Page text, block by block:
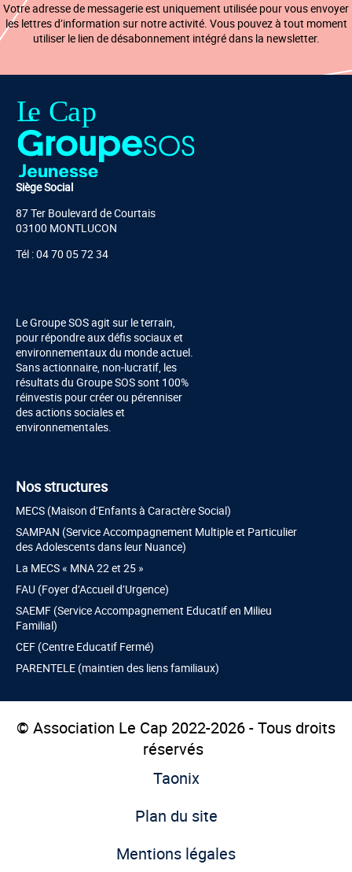
Votre adresse de messagerie est uniquement utilisée pour vous envoyer
les lettres d’information sur notre activité. Vous pouvez à tout moment
utiliser le lien de désabonnement intégré dans la newsletter.
Siège Social
87 Ter Boulevard de Courtais
03100 MONTLUCON
Tél : 04 70 05 72 34
Le Groupe SOS agit sur le terrain,
pour répondre aux défis sociaux et
environnementaux du monde actuel.
Sans actionnaire, non-lucratif, les
résultats du Groupe SOS sont 100%
réinvestis pour créer ou pérenniser
des actions sociales et
environnementales.
Nos structures
MECS (Maison d’Enfants à Caractère Social)
SAMPAN (Service Accompagnement Multiple et Particulier
des Adolescents dans leur Nuance)
La MECS « MNA 22 et 25 »
FAU (Foyer d’Accueil d’Urgence)
SAEMF (Service Accompagnement Educatif en Milieu
Familial)
CEF (Centre Educatif Fermé)
PARENTELE (maintien des liens familiaux)
© Association Le Cap 2022-2026 - Tous droits
réservés
Taonix
Plan du site
Mentions légales